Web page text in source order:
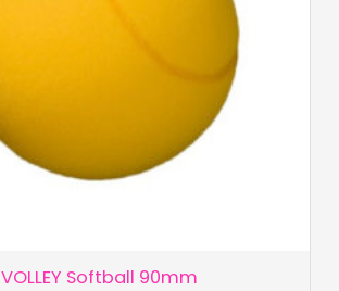
VOLLEY Softball 90mm